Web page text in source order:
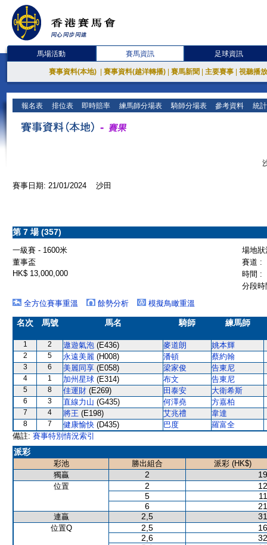
馬場活動 賽馬資訊 足球資訊
賽事資料(本地) 賽事資料(越洋轉播) 賽馬新聞 主要賽事 視聽播
報名表 排位表 即時賠率 練馬師分場表 騎師分場表 參考資料 統
賽事日期: 21/01/2024 沙田
第 7 場 (357)
一級賽 - 1600米
場地
董事盃
賽道 :
HK$ 13,000,000
時間 :
分段
全方位賽事重溫
餘勢分析 模擬鳥瞰重溫
名次 馬號 馬名 騎師 練馬師
1 2 遨遊氣泡 (E436) 麥道朗 姚本輝
2 5 永遠美麗 (H008) 潘頓 蔡約翰
3 6 美麗同享 (E058) 梁家俊 告東尼
4 1 加州星球 (E314) 布文 告東尼
5 8 佳運財 (E269) 田泰安 大衛希斯
6 3 直線力山 (G435) 何澤堯 方嘉柏
7 4 將王 (E198) 艾兆禮 韋達
8 7 健康愉快 (D435) 巴度
羅富全
備註: 賽事特別情況索引
派彩
彩池 勝出組合
派彩 (HK$)
獨贏
2
位置 2
5
6
連贏 2,5
位置Q 2,5
2,6